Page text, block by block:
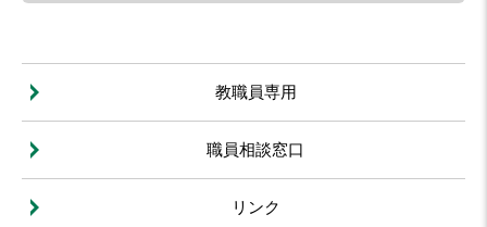
教職員専用
職員相談窓口
リンク